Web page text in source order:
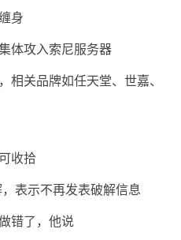
身
体攻入索尼服务器
相关品牌如任天堂、世嘉、
收拾
表示不再发表破解信息
错了，他说